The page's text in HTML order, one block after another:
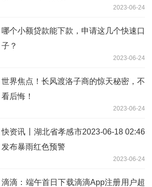
2023-06-24
哪个小额贷款能下款，申请这几个快速口
子？
2023-06-24
世界焦点！长风渡洛子商的惊天秘密，不
看后悔！
2023-06-24
快资讯丨湖北省孝感市2023-06-18 02:46
发布暴雨红色预警
2023-06-24
滴滴：端午首日下载滴滴App注册用户超